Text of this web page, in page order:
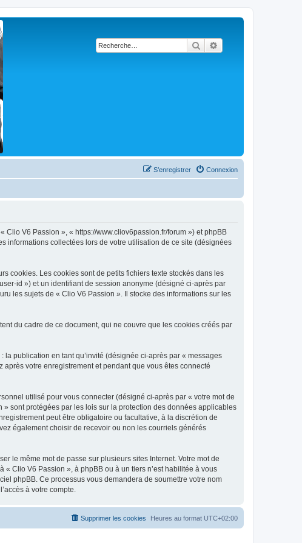
Rechercher
Connexion
S’enregistrer
V6 Passion », « https://www.cliov6passion.fr/forum ») et phpBB
informations collectées lors de votre utilisation de ce site (désignées
cookies. Les cookies sont de petits fichiers texte stockés dans les
id ») et un identifiant de session anonyme (désigné ci-après par
les sujets de « Clio V6 Passion ». Il stocke des informations sur les
du cadre de ce document, qui ne couvre que les cookies créés par
publication en tant qu’invité (désignée ci-après par « messages
votre enregistrement et pendant que vous êtes connecté
utilisé pour vous connecter (désigné ci-après par « votre mot de
sont protégées par les lois sur la protection des données applicables
peut être obligatoire ou facultative, à la discrétion de
également choisir de recevoir ou non les courriels générés
le même mot de passe sur plusieurs sites Internet. Votre mot de
Clio V6 Passion », à phpBB ou à un tiers n’est habilitée à vous
phpBB. Ce processus vous demandera de soumettre votre nom
à votre compte.
Heures au format UTC+02:00
Supprimer les cookies